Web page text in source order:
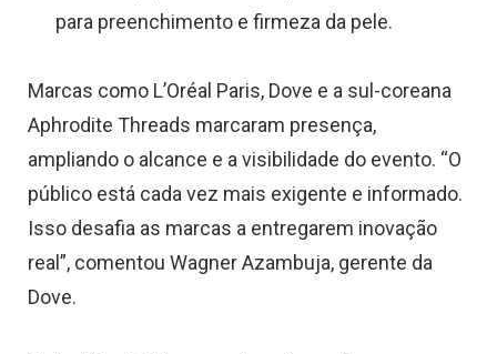
para preenchimento e firmeza da pele.
Marcas como L’Oréal Paris, Dove e a sul-coreana
Aphrodite Threads marcaram presença,
ampliando o alcance e a visibilidade do evento. “O
público está cada vez mais exigente e informado.
Isso desafia as marcas a entregarem inovação
real”, comentou Wagner Azambuja, gerente da
Dove.